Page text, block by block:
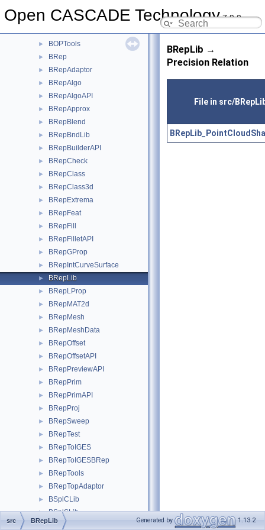
Open CASCADE Technology7.9.0
BOPDS
► BOPTools
► BRep
► BRepAdaptor
► BRepAlgo
► BRepAlgoAPI
► BRepApprox
► BRepBlend
► BRepBndLib
► BRepBuilderAPI
► BRepCheck
► BRepClass
► BRepClass3d
► BRepExtrema
► BRepFeat
► BRepFill
► BRepFilletAPI
► BRepGProp
► BRepIntCurveSurface
► BRepLib
► BRepLProp
► BRepMAT2d
► BRepMesh
► BRepMeshData
► BRepOffset
► BRepOffsetAPI
► BRepPreviewAPI
► BRepPrim
► BRepPrimAPI
► BRepProj
► BRepSweep
► BRepTest
► BRepToIGES
► BRepToIGESBRep
► BRepTools
► BRepTopAdaptor
► BSplCLib
► BSplSLib
► BVH
BRepLib →
Precision Relation
File in src/
src BRepLib Generated by 1.13.2